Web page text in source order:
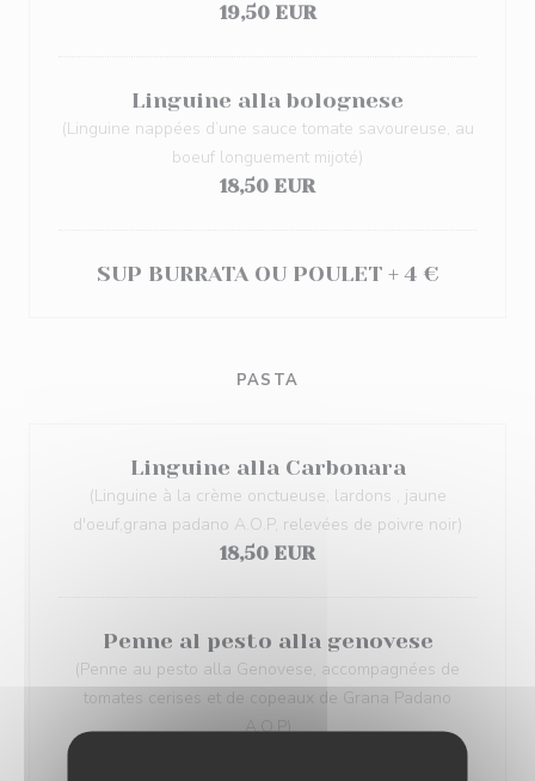
19,50 EUR
Linguine alla bolognese
(Linguine nappées d’une sauce tomate savoureuse, au
boeuf longuement mijoté)
18,50 EUR
SUP BURRATA OU POULET + 4 €
PASTA
Linguine alla Carbonara
(Linguine à la crème onctueuse, lardons , jaune
d'oeuf,grana padano A.O.P, relevées de poivre noir)
18,50 EUR
Penne al pesto alla genovese
(Penne au pesto alla Genovese, accompagnées de
tomates cerises et de copeaux de Grana Padano
A.O.P)